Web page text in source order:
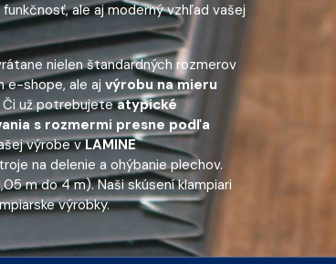
ale aj moderný vzhľad vašej
nielen štandardných rozmerov
e-shope, ale aj výrobu na mieru
Či už potrebujeteatypické
s rozmermi presne podľa
výrobe vLAMINE
na delenie a ohýbanie plechov.
m do 4 m). Naši skúsení klampiari
výrobky.